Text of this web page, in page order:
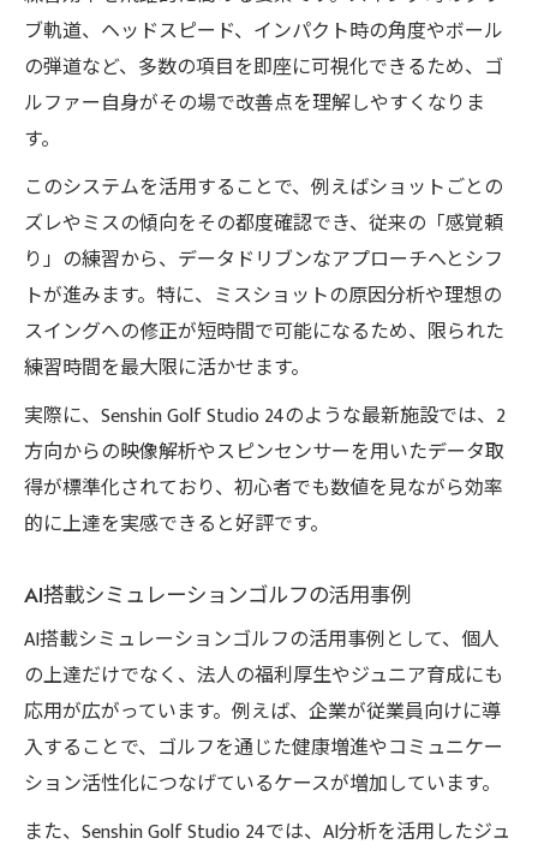
ブ軌道、ヘッドスピード、インパクト時の角度やボール
の弾道など、多数の項目を即座に可視化できるため、ゴ
ルファー自身がその場で改善点を理解しやすくなりま
す。
このシステムを活用することで、例えばショットごとの
ズレやミスの傾向をその都度確認でき、従来の「感覚頼
り」の練習から、データドリブンなアプローチへとシフ
トが進みます。特に、ミスショットの原因分析や理想の
スイングへの修正が短時間で可能になるため、限られた
練習時間を最大限に活かせます。
実際に、Senshin Golf Studio 24のような最新施設では、2
方向からの映像解析やスピンセンサーを用いたデータ取
得が標準化されており、初心者でも数値を見ながら効率
的に上達を実感できると好評です。
AI搭載シミュレーションゴルフの活用事例
AI搭載シミュレーションゴルフの活用事例として、個人
の上達だけでなく、法人の福利厚生やジュニア育成にも
応用が広がっています。例えば、企業が従業員向けに導
入することで、ゴルフを通じた健康増進やコミュニケー
ション活性化につなげているケースが増加しています。
また、Senshin Golf Studio 24では、AI分析を活用したジュ